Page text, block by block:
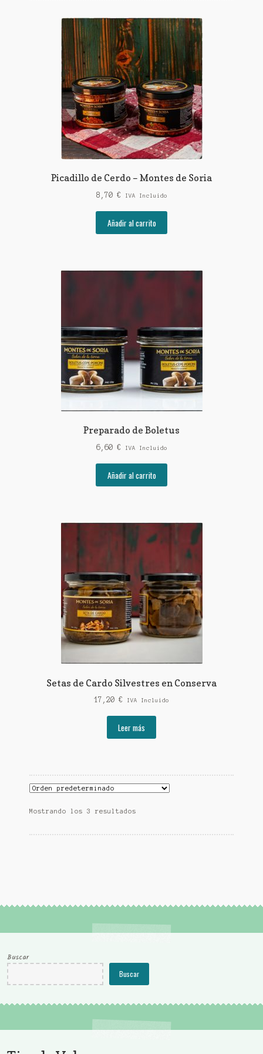
Picadillo de Cerdo – Montes de Soria
8,70 € IVA Incluido
Añadir al carrito
Preparado de Boletus
6,60 € IVA Incluido
Añadir al carrito
Setas de Cardo Silvestres en Conserva
17,20 € IVA Incluido
Leer más
Mostrando los 3 resultados
Buscar
Buscar